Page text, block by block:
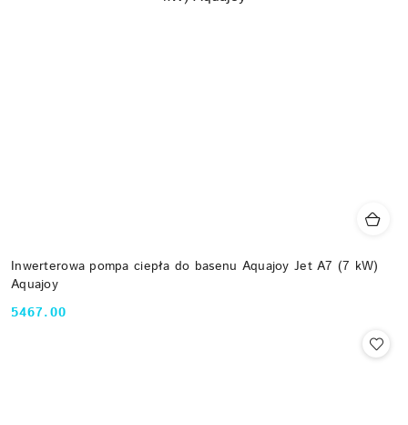
Inwerterowa pompa ciepła do basenu Aquajoy Jet A7 (7 kW)
Aquajoy
Cena:
5467.00